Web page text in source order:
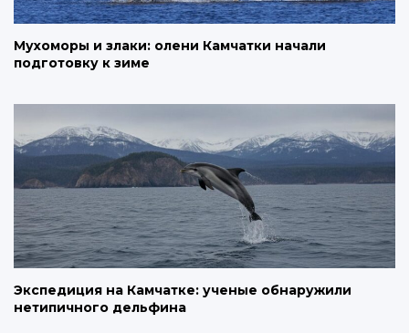
Мухоморы и злаки: олени Камчатки начали
подготовку к зиме
Экспедиция на Камчатке: ученые обнаружили
нетипичного дельфина